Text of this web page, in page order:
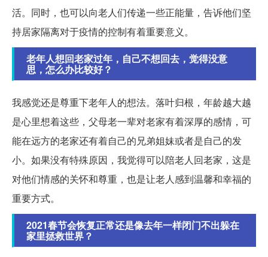
活。同时，也可以向老人们传递一些正能量，告诉他们坚
持居家隔离对于疫情的控制有着重要意义。
老年人想回老家过年，自己不想回去，觉得没意
思，怎么办比较好？
我感觉还是尊重下老年人的想法。落叶归根，年龄越大越
是心里想着这些，父母老一辈对老家有着深厚的感情，可
能在远方的老家还有着自己的兄弟姐妹或者是自己的发
小。如果没有特殊原因，我觉得可以陪老人回老家，这是
对他们情感的关怀和尊重，也是让老人感到温馨和幸福的
重要方式。
2021春节会恢复正常还是像去年一样闭门不出躲在
家里拯救世界？